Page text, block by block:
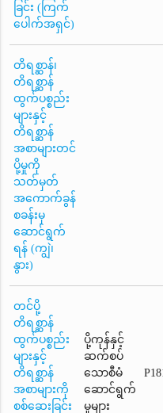
ခြင်း (ကြက်
ပေါက်အရှင်)
တိရစ္ဆာန်၊
တိရစ္ဆာန်
ထွက်ပစ္စည်း
များနှင့်
တိရစ္ဆာန်
အစာများတင်
ပို့မှုကို
သတ်မှတ်
အကောက်ခွန်
စခန်းမှ
ဆောင်ရွက်
ရန် (ကျွဲ၊
နွား)
တင်ပို့
တိရစ္ဆာန်
ထွက်ပစ္စည်း
များနှင့်
တိရစ္ဆာန်
အစာများကို
စစ်ဆေးခြင်း
ပို့ကုန်နှင့်
ဆက်စပ်
သောစီမံ
ဆောင်ရွက်
မှုများ